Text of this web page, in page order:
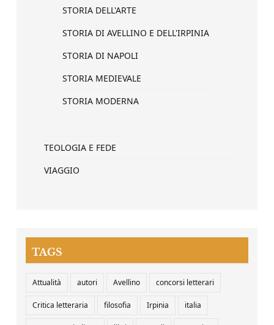
STORIA DELL'ARTE
STORIA DI AVELLINO E DELL'IRPINIA
STORIA DI NAPOLI
STORIA MEDIEVALE
STORIA MODERNA
TEOLOGIA E FEDE
VIAGGIO
TAGS
Attualità autori Avellino concorsi letterari
Critica letteraria filosofia Irpinia italia